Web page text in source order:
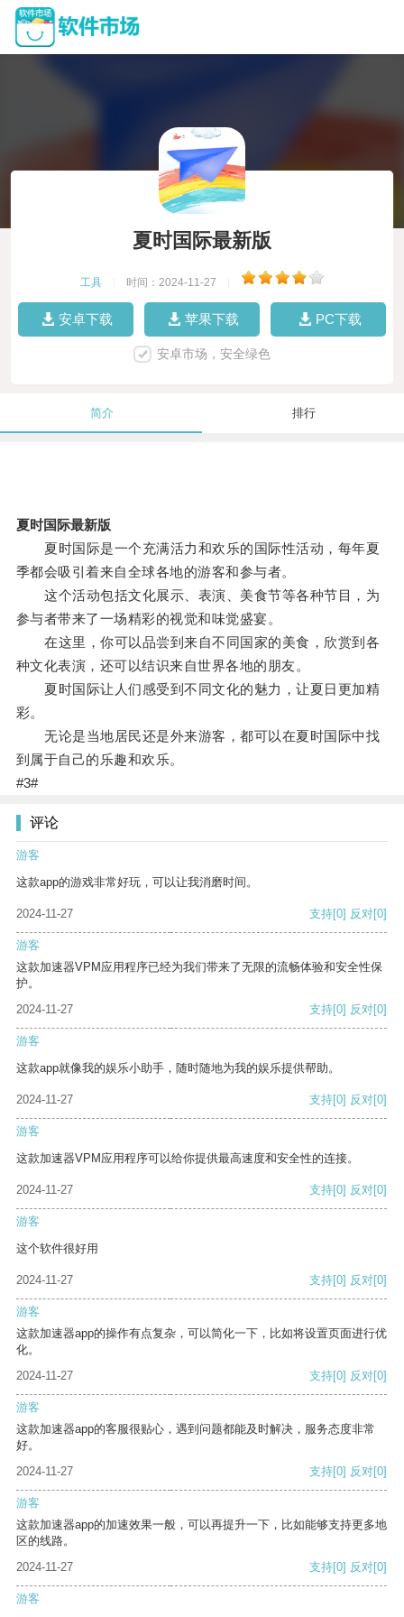
夏时国际最新版
工具 时间：2024-11-27
安卓下载 苹果下载 PC下载
安卓市场，安全绿色
简介 排行
夏时国际最新版
夏时国际是一个充满活力和欢乐的国际性活动，每年夏
季都会吸引着来自全球各地的游客和参与者。
这个活动包括文化展示、表演、美食节等各种节目，为
参与者带来了一场精彩的视觉和味觉盛宴。
在这里，你可以品尝到来自不同国家的美食，欣赏到各
种文化表演，还可以结识来自世界各地的朋友。
夏时国际让人们感受到不同文化的魅力，让夏日更加精
彩。
无论是当地居民还是外来游客，都可以在夏时国际中找
到属于自己的乐趣和欢乐。
#3#
评论
游客
这款app的游戏非常好玩，可以让我消磨时间。
2024-11-27 支持[0] 反对[0]
游客
这款加速器VPM应用程序已经为我们带来了无限的流畅体验和安全性保
护。
2024-11-27
支持[0] 反对[0]
游客
这款app就像我的娱乐小助手，随时随地为我的娱乐提供帮助。
2024-11-27 支持[0] 反对[0]
游客
这款加速器VPM应用程序可以给你提供最高速度和安全性的连接。
2024-11-27 支持[0] 反对[0]
游客
这个软件很好用
2024-11-27 支持[0] 反对[0]
游客
这款加速器app的操作有点复杂，可以简化一下，比如将设置页面进行优
化。
2024-11-27
支持[0] 反对[0]
游客
这款加速器app的客服很贴心，遇到问题都能及时解决，服务态度非常
好。
2024-11-27
支持[0] 反对[0]
游客
这款加速器app的加速效果一般，可以再提升一下，比如能够支持更多地
区的线路。
2024-11-27
支持[0] 反对[0]
游客